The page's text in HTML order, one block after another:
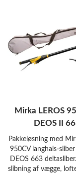
Mirka LEROS
DEOS II
Pakkeløsning med
950CV langhals-
DEOS 663
slibning af vægge,